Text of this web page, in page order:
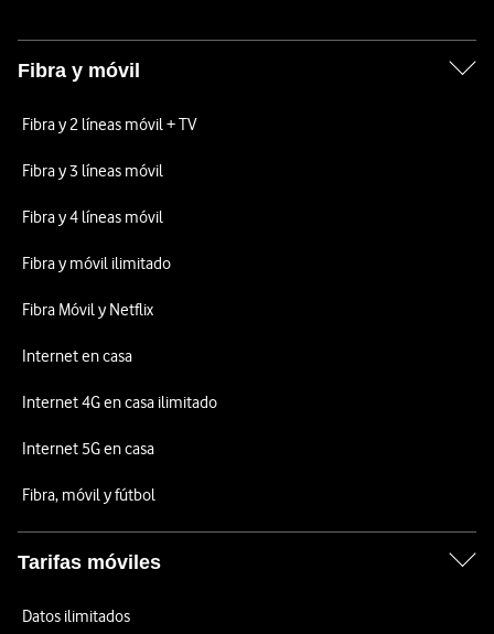
Fibra y móvil
Fibra y 2 líneas móvil + TV
Fibra y 3 líneas móvil
Fibra y 4 líneas móvil
Fibra y móvil ilimitado
Fibra Móvil y Netflix
Internet en casa
Internet 4G en casa ilimitado
Internet 5G en casa
Fibra, móvil y fútbol
Tarifas móviles
Datos ilimitados